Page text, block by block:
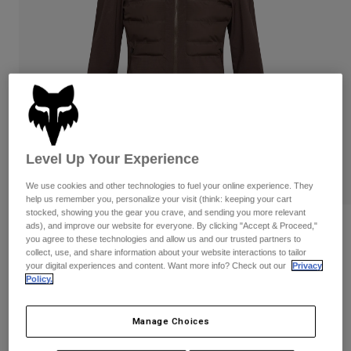
Byxor
Shorts
Jackor
Skydd
Goggles
Strumpor
Reservdelar
Handskar
Jackor
Protections
Goggles
Strumpor
Väskor & tillbehör
Women
T-Shirts & Tops
Jackor
Byxor & Shorts
Shirts
Visa alla
Youth
Visa alla
Moto
Hjälmar
Jerseys
Pants
Skydd
Handskar
Goggles
Flexair Fire Hybrid Jacket
Produktnummer32390
Level Up Your Experience
We use cookies and other technologies to fuel your online experience. They
help us remember you, personalize your visit (think: keeping your cart
stocked, showing you the gear you crave, and sending you more relevant
ads), and improve our website for everyone. By clicking "Accept & Proceed,"
you agree to these technologies and allow us and our trusted partners to
collect, use, and share information about your website interactions to tailor
your digital experiences and content. Want more info? Check out our
Privacy
Policy.
Manage Choices